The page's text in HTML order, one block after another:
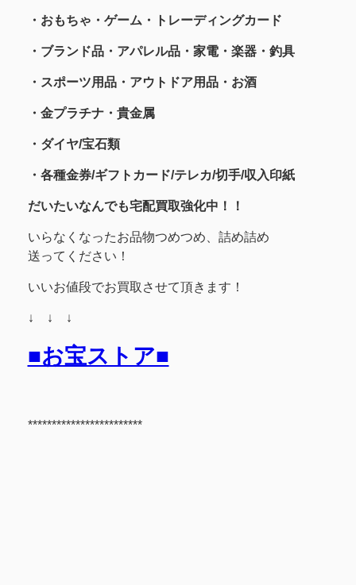
・おもちゃ・ゲーム・トレーディングカード
・ブランド品・アパレル品・家電・楽器・釣具
・スポーツ用品・アウトドア用品・お酒
・金プラチナ・貴金属
・ ダイヤ/宝石類
・各種金券/ギフトカード/テレカ/切手/収入印紙
だいたいなんでも宅配買取強化中！！
いらなくなったお品物つめつめ、詰め詰め
送ってください！
いいお値段でお買取させて頂きます！
↓ ↓ ↓
■お宝ストア■
************************